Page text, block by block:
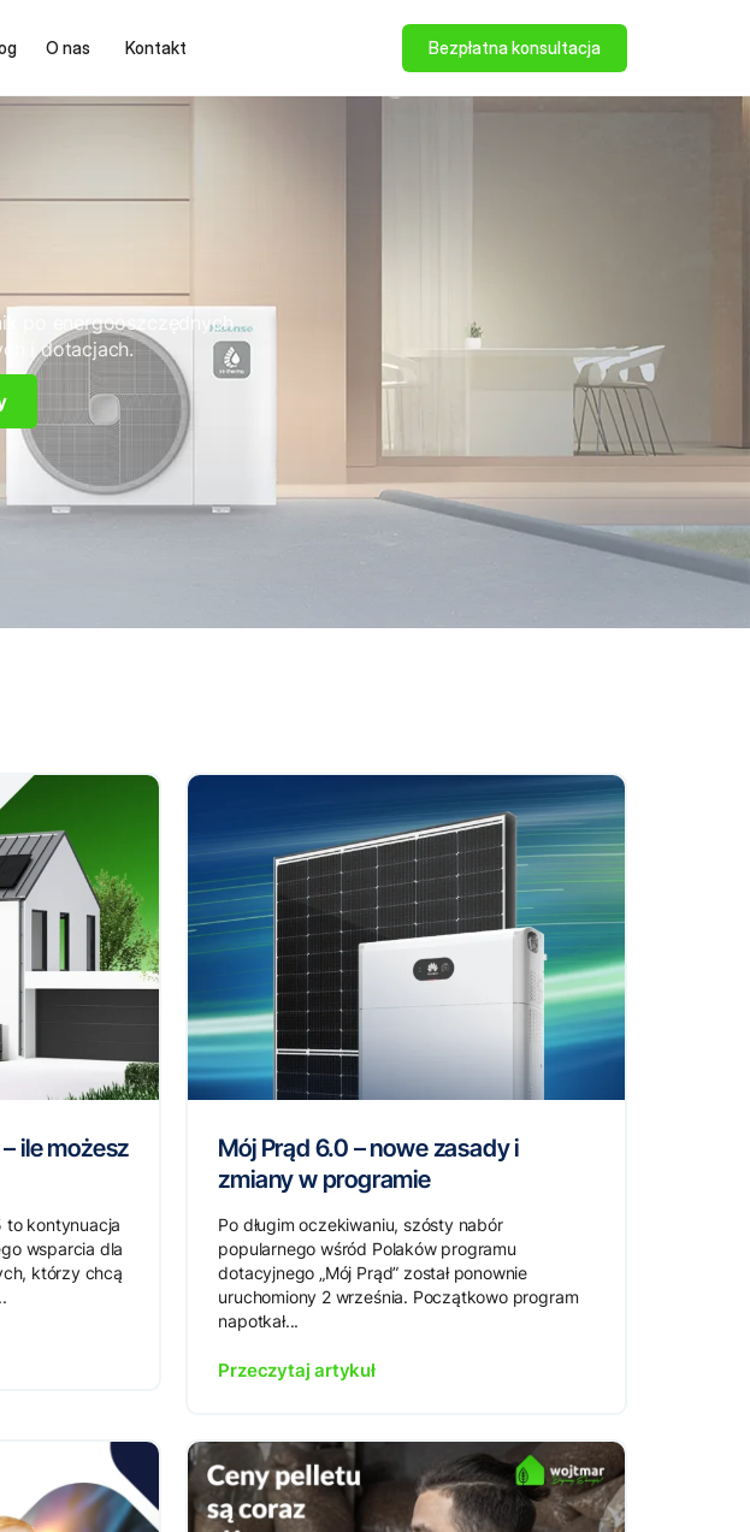
O nas Kontakt Bezpłatna konsultacja
po energooszczędnych
i dotacjach.
ile możesz
to kontynuacja
wsparcia dla
którzy chcą
Mój Prąd 6.0 – nowe zasady i
zmiany w programie
Po długim oczekiwaniu, szósty nabór
popularnego wśród Polaków programu
dotacyjnego „Mój Prąd” został ponownie
uruchomiony 2 września. Początkowo program
napotkał...
Przeczytaj artykuł